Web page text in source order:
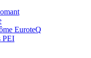
EuroteQ
PEI